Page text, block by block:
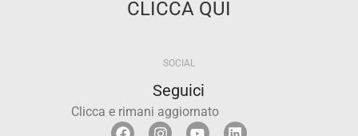
CLICCA QUI
SOCIAL
Seguici
Clicca e rimani aggiornato